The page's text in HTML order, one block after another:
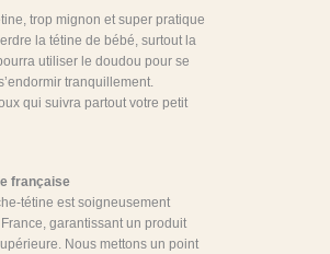
trop mignon et super pratique
la tétine de bébé, surtout la
utiliser le doudou pour se
tranquillement.
qui suivra partout votre petit
française
tétine est soigneusement
garantissant un produit
Nous mettons un point